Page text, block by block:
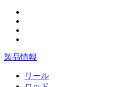
製品情報
リール